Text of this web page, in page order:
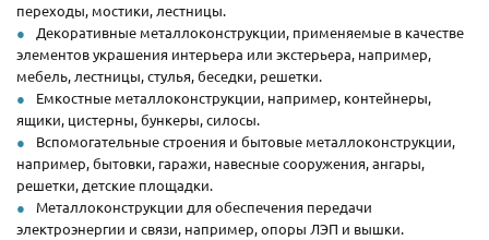
переходы, мостики, лестницы.
Декоративные металлоконструкции, применяемые в качестве
элементов украшения интерьера или экстерьера, например,
мебель, лестницы, стулья, беседки, решетки.
Емкостные металлоконструкции, например, контейнеры,
ящики, цистерны, бункеры, силосы.
Вспомогательные строения и бытовые металлоконструкции,
например, бытовки, гаражи, навесные сооружения, ангары,
решетки, детские площадки.
Металлоконструкции для обеспечения передачи
электроэнергии и связи, например, опоры ЛЭП и вышки.